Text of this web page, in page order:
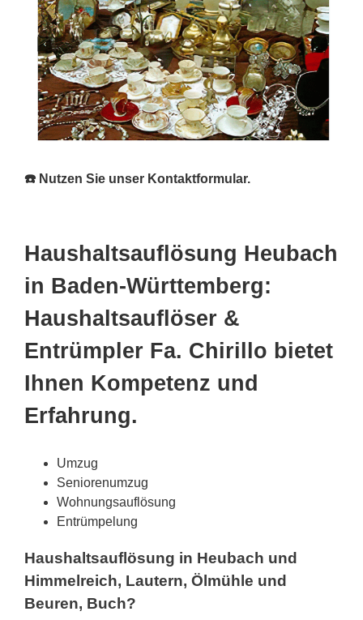
☎️ Nutzen Sie unser Kontaktformular.
Haushaltsauflösung Heubach
in Baden-Württemberg:
Haushaltsauflöser &
Entrümpler Fa. Chirillo bietet
Ihnen Kompetenz und
Erfahrung.
Umzug
Seniorenumzug
Wohnungsauflösung
Entrümpelung
Haushaltsauflösung in Heubach und
Himmelreich, Lautern, Ölmühle und
Beuren, Buch?